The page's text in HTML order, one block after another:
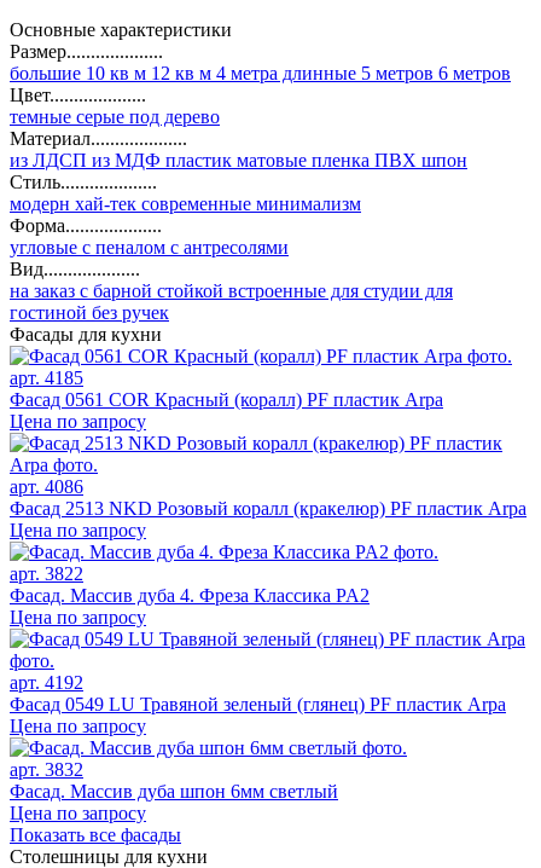
Основные характеристики
Размер....................
большие 10 кв м 12 кв м 4 метра длинные 5 метров 6 метров
Цвет....................
темные серые под дерево
Материал....................
из ЛДСП из МДФ пластик матовые пленка ПВХ шпон
Стиль....................
модерн хай-тек современные минимализм
Форма....................
угловые с пеналом с антресолями
Вид....................
на заказ с барной стойкой встроенные для студии для
гостиной без ручек
Фасады для кухни
арт. 4185
Фасад 0561 COR Красный (коралл) PF пластик Arpa
Цена по запросу
арт. 4086
Фасад 2513 NKD Розовый коралл (кракелюр) PF пластик Arpa
Цена по запросу
арт. 3822
Фасад. Массив дуба 4. Фреза Классика PA2
Цена по запросу
арт. 4192
Фасад 0549 LU Травяной зеленый (глянец) PF пластик Arpa
Цена по запросу
арт. 3832
Фасад. Массив дуба шпон 6мм светлый
Цена по запросу
Показать все фасады
Столешницы для кухни